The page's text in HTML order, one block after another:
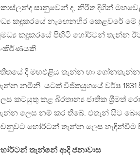
සානුවෙන් ද, නිරිත දිගින්
කඳුකරයේ නැඟෙනහිර කෙළවරේ මේ
කඳුකරයේ පිහිටි හෝර්ටන් තැන්න
දී මහඑළිය තැන්න හා
නමිනි. යටත් විජිතයුගයේ වර්ෂ 1831
කටයුතු කළ බි‍්‍රතාන්‍ය ජාතික ශ‍්‍රීමත්
ලෙස නම් කර තිබේ. එතැන් සිට
හෝර්ටන් තැන්න ලෙස හැඳින්වීම
තැන්නේ ආදි ජනාවාස